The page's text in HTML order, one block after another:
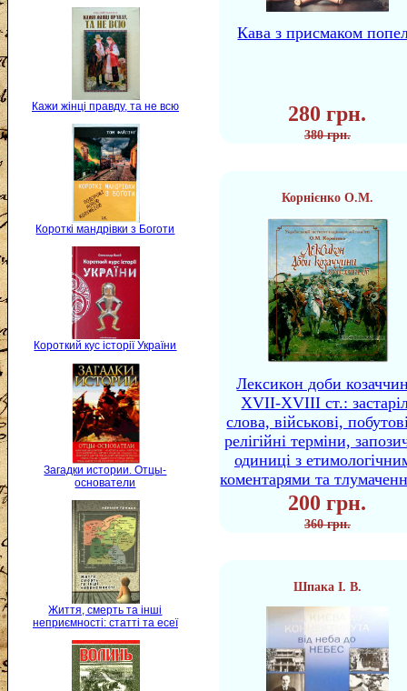
Кажи жінці правду, та не всю
Короткі мандрівки з Боготи
Короткий кус історії України
Загадки истории. Отцы-
основатели
Життя, смерть та інші
неприємності: статті та есеї
Кава з присмаком
280 грн.
380 грн.
Корнієнко О.М.
Лексикон доби
XVII-XVIII ст.:
слова, військові,
релігійні терміни,
одиниці з
коментарями та
200 грн.
360 грн.
Шпака І. В.